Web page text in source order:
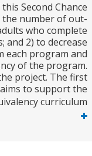
of this Second
the number
adults who
and 2) to
from each
of the
to the project.
aims to
equivalency